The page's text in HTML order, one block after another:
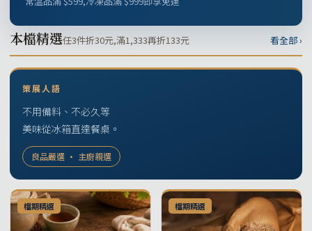
本檔精選任3件折30元,滿1,333再折133元 看全部 ›
策展人語
不用備料、不必久等
美味從冰箱直達餐桌。
良品嚴選 · 主廚親選
檔期精選 檔期精選